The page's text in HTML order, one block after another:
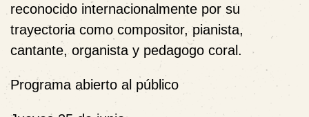
reconocido internacionalmente por su
trayectoria como compositor, pianista,
cantante, organista y pedagogo coral.
Programa abierto al público